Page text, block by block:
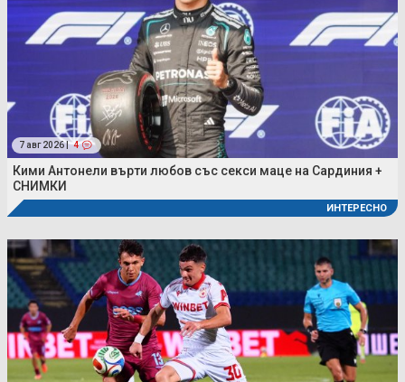
7 авг 2026 | 4
Кими Антонели върти любов със секси маце на Сардиния +
СНИМКИ
ИНТЕРЕСНО